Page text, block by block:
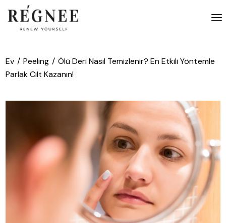
atla
Ev Peeling
Ölü Deri Nasıl Temizlenir? En Etkili Yöntemle
Parlak Cilt Kazanın!